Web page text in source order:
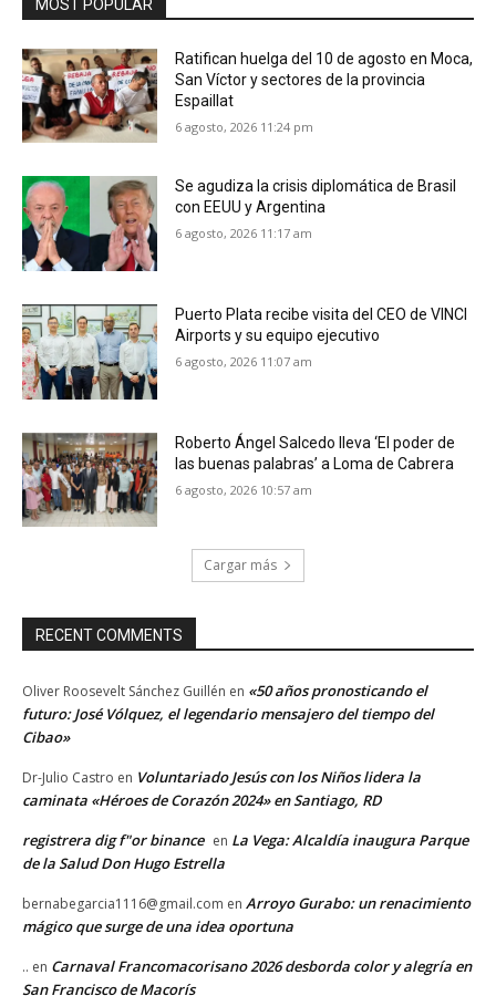
MOST POPULAR
Ratifican huelga del 10 de agosto en Moca,
San Víctor y sectores de la provincia
Espaillat
6 agosto, 2026 11:24 pm
Se agudiza la crisis diplomática de Brasil
con EEUU y Argentina
6 agosto, 2026 11:17 am
Puerto Plata recibe visita del CEO de VINCI
Airports y su equipo ejecutivo
6 agosto, 2026 11:07 am
Roberto Ángel Salcedo lleva ‘El poder de
las buenas palabras’ a Loma de Cabrera
6 agosto, 2026 10:57 am
Cargar más
RECENT COMMENTS
Oliver Roosevelt Sánchez Guillén en «50 años pronosticando el
futuro: José Vólquez, el legendario mensajero del tiempo del
Cibao»
Dr-Julio Castro en Voluntariado Jesús con los Niños lidera la
caminata «Héroes de Corazón 2024» en Santiago, RD
registrera dig f"or binance en La Vega: Alcaldía inaugura Parque
de la Salud Don Hugo Estrella
bernabegarcia1116@gmail.com en Arroyo Gurabo: un renacimiento
mágico que surge de una idea oportuna
.. en Carnaval Francomacorisano 2026 desborda color y alegría en
San Francisco de Macorís